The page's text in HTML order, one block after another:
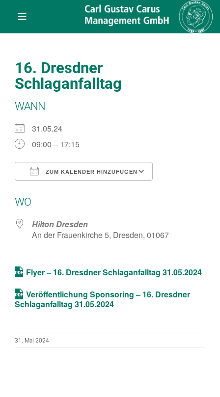
Toggle
Navigation
Über uns
Veranstaltungen
Projekte
Service
Kontakt
16. Dresdner
Schlaganfalltag
WANN
31.05.24
09:00 – 17:15
ZUM KALENDER HINZUFÜGEN
WO
Hilton Dresden
An der Frauenkirche 5, Dresden, 01067
Flyer – 16. Dresdner Schlaganfalltag 31.05.2024
Veröffentlichung Sponsoring – 16. Dresdner
Schlaganfalltag 31.05.2024
31. Mai 2024